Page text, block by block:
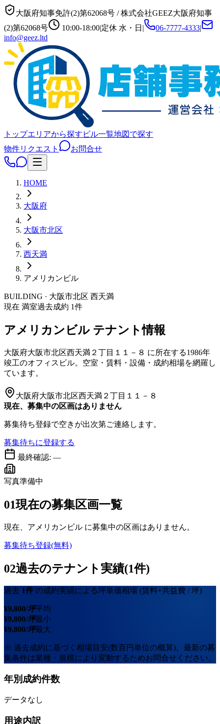
大阪府知事免許(2)第62068号 /株式会社GEEZ大阪府知事
(2)第62068号
10:00-18:00|定休 水・日 | 06-7777-4333|
info@geez.ltd
トップエリアから探す ビル一覧地図で探す
物件リクエスト
お問合せ
HOME
大阪府
大阪市北区
西天満
アメリカンビル
BUILDING · 大阪市北区 西天満
現在 満室過去成約 1件
アメリカンビル テナント情報
大阪府大阪市北区西天満２丁目１１－８ に所在する1986年
竣工のオフィスビル。空室・賃料・設備・成約相場を網羅し
ています。
大阪府大阪市北区西天満２丁目１１－８
現在、募集中の区画はありません
募集待ち登録で空きが出次第ご連絡します。
募集待ちに登録する
最終確認: —
写真準備中
01現在の募集区画一覧
現在、 アメリカンビル に募集中の区画はありません。
募集待ち登録(無料)
02過去のテナント実績(1件)
過去 1件 の成約実績による坪単価相場 (賃料+共益費 / 坪)
¥9,800/坪平均
¥9,800/坪最小
¥9,800/坪最大
※ 過去成約に基づく相場目安(数百円単位の概算)。最新の募
集条件は業種・規模により変動するためお問合せください。
年別成約件数
データなし
用途内訳